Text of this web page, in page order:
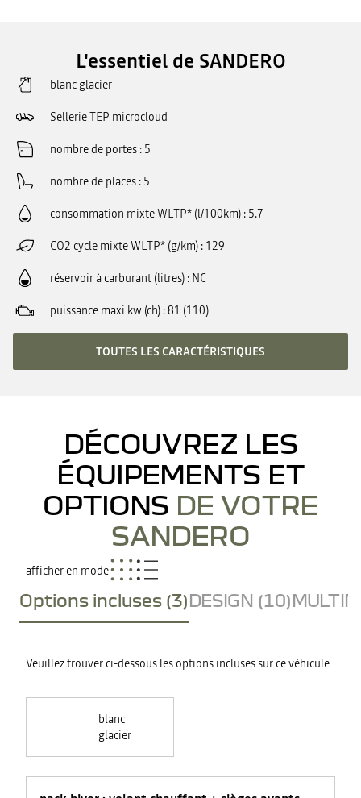
L'essentiel de SANDERO
blanc glacier
Sellerie TEP microcloud
nombre de portes 5
nombre de places 5
consommation mixte WLTP* (l/100km) 5.7
CO2 cycle mixte WLTP* (g/km) 129
réservoir à carburant (litres) NC
puissance maxi kw (ch) 81 (110)
TOUTES LES CARACTÉRISTIQUES
DÉCOUVREZ LES
ÉQUIPEMENTS ET
OPTIONS DE VOTRE
SANDERO
afficher en mode
Options incluses (3)DESIGN (10)
Veuillez trouver ci-dessous les options incluses sur ce véhicule
blanc
glacier